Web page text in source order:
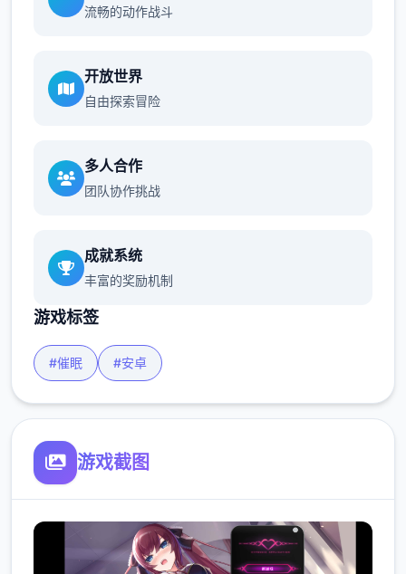
流畅的动作战斗
开放世界
自由探索冒险
多人合作
团队协作挑战
成就系统
丰富的奖励机制
游戏标签
#催眠 #安卓
游戏截图